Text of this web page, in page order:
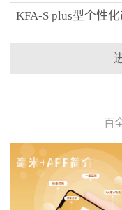
KFA-S plus型个性
百